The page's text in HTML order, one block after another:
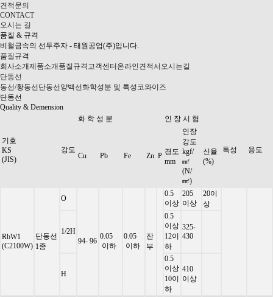
견적문의
CONTACT
오시는 길
품질 & 규격
비철금속의 선두주자 - 태원공업(주)입니다.
품질규격
회사소개제품소개 품질규격 고객센터 온라인견적서 오시는길
단동선
동선/황동선 단동선 양백선화학성분 및 특성코와이즈
단동선
Quality & Demension
기호
KS
(JIS)
강도
화 학 성 분 인 장 시 험
특성 용도
Cu Pb Fe Zn P 경도
mm
인장
강도
kgf/
㎟
(N/
㎟)
신율
(%)
RbW1
(C2100W)
단동선
1종
O
94- 96
0.05
이하
0.05
이하
잔
부
0.5
이상
205
이상
20이
상
1/2H
0.5
이상
12이
하
325-
430
H
0.5
이상
10이
하
410
이상